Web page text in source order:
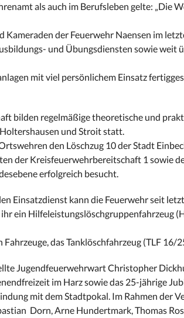
als auch im Berufsleben gelte: „Die
Kameraden der Feuerwehr Naensen im
und Übungsdiensten sowie weit
mit viel persönlichem Einsatz
bilden regelmäßige theoretische und
und Stroit statt.
den Löschzug 10 der Stadt
der Kreisfeuerwehrbereitschaft 1 sowie
erfolgreich besucht.
Einsatzdienst kann die Feuerwehr seit
ein Hilfeleistungslöschgruppenfahrzeug
das Tanklöschfahrzeug (TLF 16/
Jugendfeuerwehrwart Christopher
im Harz sowie das 25-jährige
mit dem Stadtpokal. Im Rahmen der
Dorn, Arne Hundertmark, Thomas